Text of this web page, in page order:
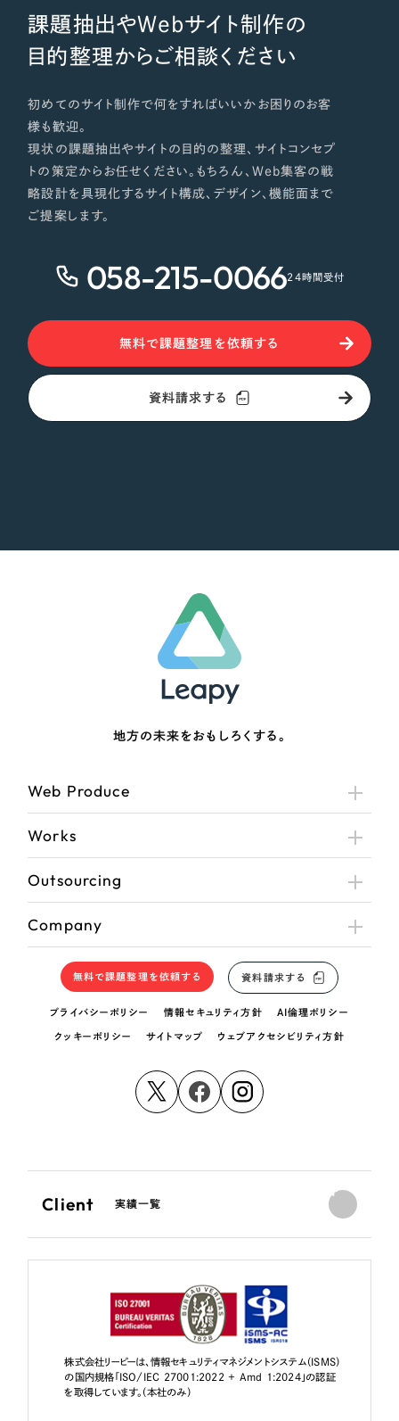
課題抽出やWebサイト制作の
目的整理からご相談ください
初めてのサイト制作で何をすればいいかお困りのお客
様も歓迎。
現状の課題抽出やサイトの目的の整理、サイトコンセプ
トの策定からお任せください。もちろん、Web集客の戦
略設計を具現化するサイト構成、デザイン、機能面まで
ご提案します。
058-215-006624時間受付
無料で課題整理を依頼する
資料請求する
地方の未来をおもしろくする。
Web Produce
Works
Outsourcing
Company
無料で課題整理を依頼する 資料請求する
プライバシーポリシー 情報セキュリティ方針 AI倫理ポリシー
クッキーポリシー サイトマップ ウェブアクセシビリティ方針
Client 実績一覧
株式会社リーピーは、情報セキュリティマネジメントシステム（ISMS）
の国内規格「ISO/IEC 27001:2022 + Amd 1:2024」の認証
を取得しています。（本社のみ）